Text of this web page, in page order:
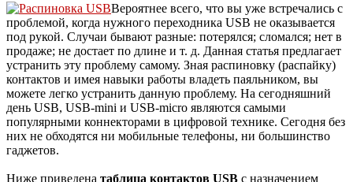
Вероятнее всего, что вы уже встречались с
проблемой, когда нужного переходника USB не оказывается
под рукой. Случаи бывают разные: потерялся; сломался; нет в
продаже; не достает по длине и т. д. Данная статья предлагает
устранить эту проблему самому. Зная распиновку (распайку)
контактов и имея навыки работы владеть паяльником, вы
можете легко устранить данную проблему. На сегодняшний
день USB, USB-mini и USB-micro являются самыми
популярными коннекторами в цифровой технике. Сегодня без
них не обходятся ни мобильные телефоны, ни большинство
гаджетов.
Ниже приведена таблица контактов USB с назначением